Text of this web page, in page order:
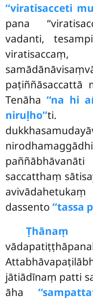
‘‘viratisacceti
pana
vadanti,
paṭiññāsaccattā
Tenāha‘‘na hi
niruḷho’’ti.
saccatthaṃ
dassento‘‘tassa
jātiādīnaṃ patti
āha